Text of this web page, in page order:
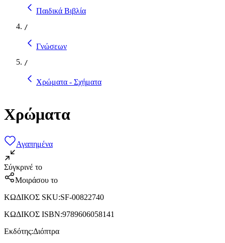
Παιδικά Βιβλία
/
Γνώσεων
/
Χρώματα - Σχήματα
Χρώματα
Αγαπημένα
Σύγκρινέ το
Μοιράσου το
ΚΩΔΙΚΟΣ SKU:SF-00822740
ΚΩΔΙΚΟΣ ISBN:9789606058141
Εκδότης:Διόπτρα